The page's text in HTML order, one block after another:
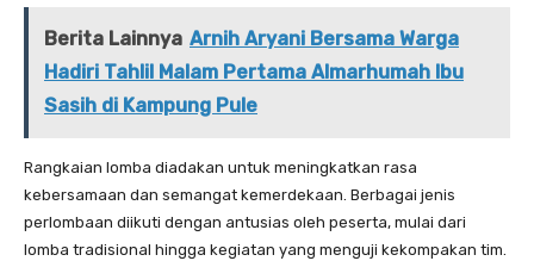
Berita Lainnya Arnih Aryani Bersama Warga
Hadiri Tahlil Malam Pertama Almarhumah Ibu
Sasih di Kampung Pule
‎‎Rangkaian lomba diadakan untuk meningkatkan rasa
kebersamaan dan semangat kemerdekaan. Berbagai jenis
perlombaan diikuti dengan antusias oleh peserta, mulai dari
lomba tradisional hingga kegiatan yang menguji kekompakan tim.